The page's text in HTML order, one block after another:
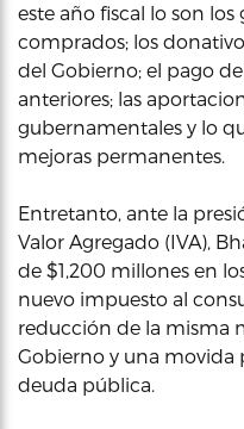
este año fiscal lo son los
comprados; los
del Gobierno; el pago
anteriores; las
gubernamentales y lo
mejoras permanentes.
Entretanto, ante la
Valor Agregado (IVA),
de $1,200 millones en
nuevo impuesto al
reducción de la misma
Gobierno y una movida
deuda pública.